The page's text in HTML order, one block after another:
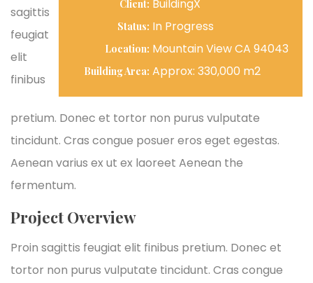
Client: BuildingX
Status: In Progress
Location: Mountain View CA 94043
Building Area: Approx: 330,000 m2
sagittis
feugiat
elit
finibus
pretium. Donec et tortor non purus vulputate
tincidunt. Cras congue posuer eros eget egestas.
Aenean varius ex ut ex laoreet Aenean the
fermentum.
Project Overview
Proin sagittis feugiat elit finibus pretium. Donec et
tortor non purus vulputate tincidunt. Cras congue